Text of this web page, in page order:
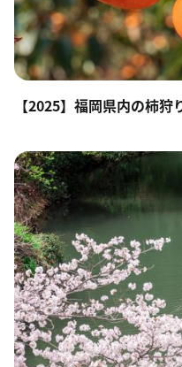
【2025】福岡県内の柿